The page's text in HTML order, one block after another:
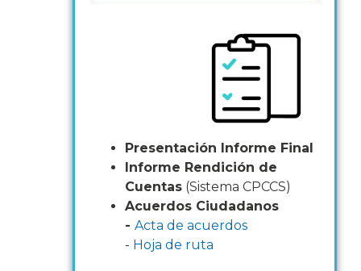
Presentación Informe Final
Informe Rendición de
Cuentas (Sistema CPCCS)
Acuerdos Ciudadanos
- Acta de acuerdos
- Hoja de ruta